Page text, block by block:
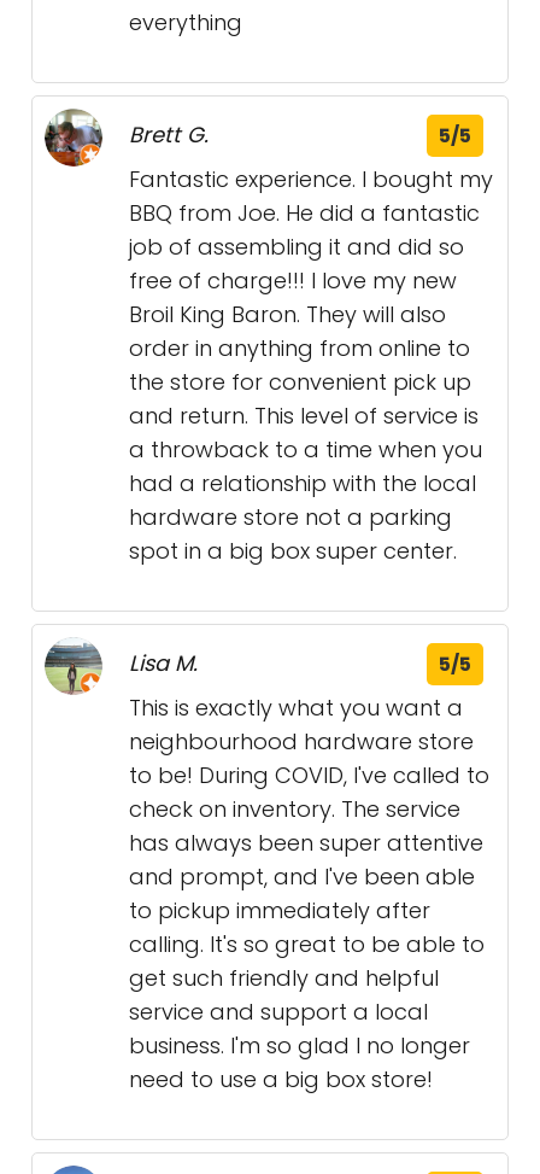
everything
Brett G. 5/5
Fantastic experience. I bought my
BBQ from Joe. He did a fantastic
job of assembling it and did so
free of charge!!! I love my new
Broil King Baron. They will also
order in anything from online to
the store for convenient pick up
and return. This level of service is
a throwback to a time when you
had a relationship with the local
hardware store not a parking
spot in a big box super center.
Lisa M. 5/5
This is exactly what you want a
neighbourhood hardware store
to be! During COVID, I've called to
check on inventory. The service
has always been super attentive
and prompt, and I've been able
to pickup immediately after
calling. It's so great to be able to
get such friendly and helpful
service and support a local
business. I'm so glad I no longer
need to use a big box store!